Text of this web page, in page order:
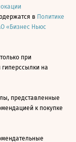
в Политике
«Бизнес Ньюс
при
на
представленные
к покупке